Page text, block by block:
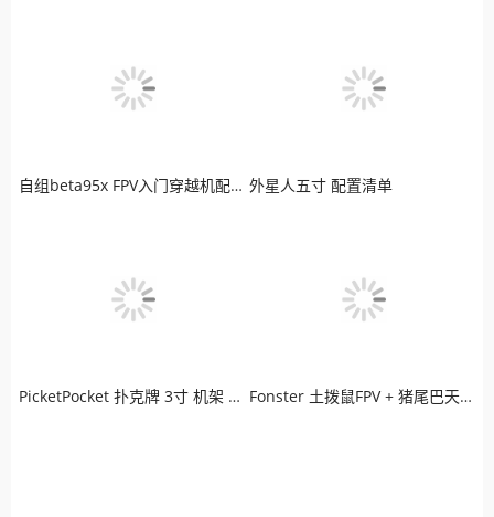
自组beta95x FPV入门穿越机配置清单 外星人五寸 配置清单
PicketPocket 扑克牌 3寸 机架 LED炫彩版穿越机 Fonster 土拨鼠FPV + 猪尾巴天线 + 极光高清图传